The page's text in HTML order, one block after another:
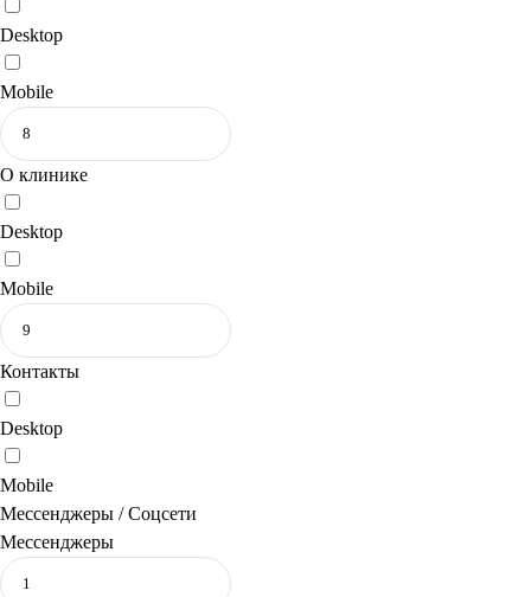
Desktop
Mobile
О клинике
Desktop
Mobile
Контакты
Desktop
Mobile
Мессенджеры / Соцсети
Мессенджеры